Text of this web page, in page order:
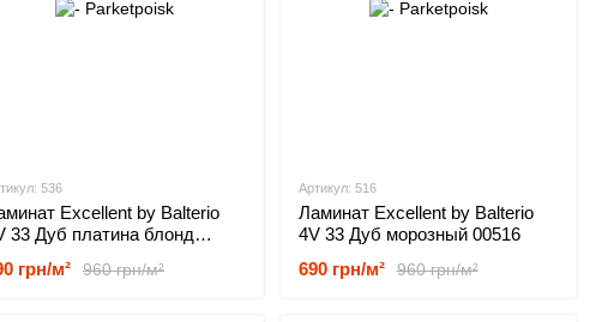
536
Excellent by Balterio
33 Дуб платина блонд
960 грн/м²
грн/м²
Артикул: 516
Ламинат Excellent by Balterio
4V 33 Дуб морозный 00516
960 грн/м²
690 грн/м²